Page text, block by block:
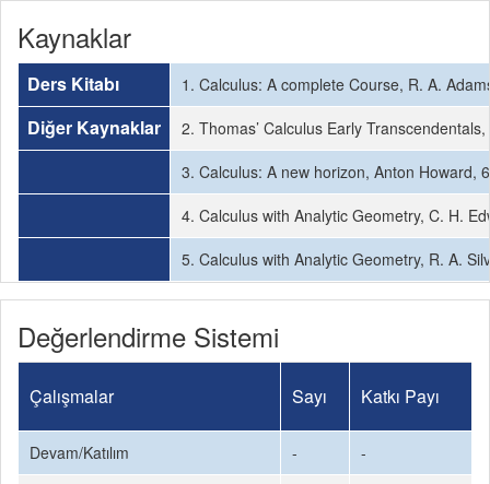
Kaynaklar
Ders Kitabı 1. Calculus: A complete Course, R. A.
Diğer Kaynaklar
2. Thomas’ Calculus Early
3. Calculus: A new horizon, Anton Howard,
4. Calculus with Analytic Geometry, C. H.
5. Calculus with Analytic Geometry, R. A.
Değerlendirme Sistemi
Çalışmalar Sayı Katkı Payı
Devam/Katılım -
-